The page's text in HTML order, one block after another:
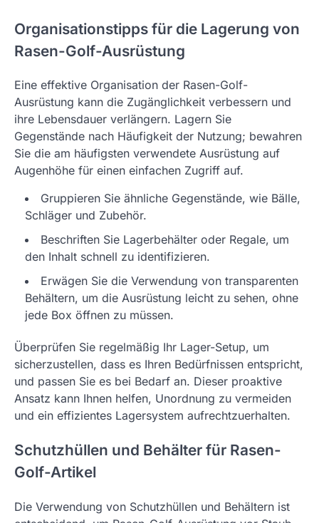
Organisationstipps für die Lagerung von
Rasen-Golf-Ausrüstung
Eine effektive Organisation der Rasen-Golf-
Ausrüstung kann die Zugänglichkeit verbessern und
ihre Lebensdauer verlängern. Lagern Sie
Gegenstände nach Häufigkeit der Nutzung; bewahren
Sie die am häufigsten verwendete Ausrüstung auf
Augenhöhe für einen einfachen Zugriff auf.
Gruppieren Sie ähnliche Gegenstände, wie Bälle,
Schläger und Zubehör.
Beschriften Sie Lagerbehälter oder Regale, um
den Inhalt schnell zu identifizieren.
Erwägen Sie die Verwendung von transparenten
Behältern, um die Ausrüstung leicht zu sehen, ohne
jede Box öffnen zu müssen.
Überprüfen Sie regelmäßig Ihr Lager-Setup, um
sicherzustellen, dass es Ihren Bedürfnissen entspricht,
und passen Sie es bei Bedarf an. Dieser proaktive
Ansatz kann Ihnen helfen, Unordnung zu vermeiden
und ein effizientes Lagersystem aufrechtzuerhalten.
Schutzhüllen und Behälter für Rasen-
Golf-Artikel
Die Verwendung von Schutzhüllen und Behältern ist